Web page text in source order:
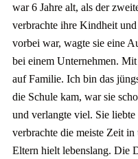
war 6 Jahre alt, als der
verbrachte ihre Kindheit
vorbei war, wagte sie eine
bei einem Unternehmen.
auf Familie. Ich bin das
die Schule kam, war sie
und verlangte viel. Sie
verbrachte die meiste Zeit
Eltern hielt lebenslang. Die